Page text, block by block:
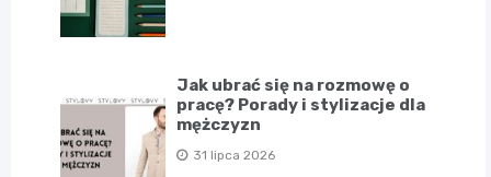
Jak ubrać się na rozmowę o
pracę? Porady i stylizacje dla
mężczyzn
31 lipca 2026